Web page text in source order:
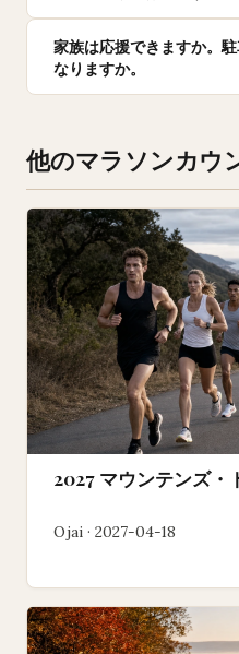
家族は応援できますか。
なりますか。
他のマラソンカウ
2027 マウンテンズ・
Ojai · 2027-04-18